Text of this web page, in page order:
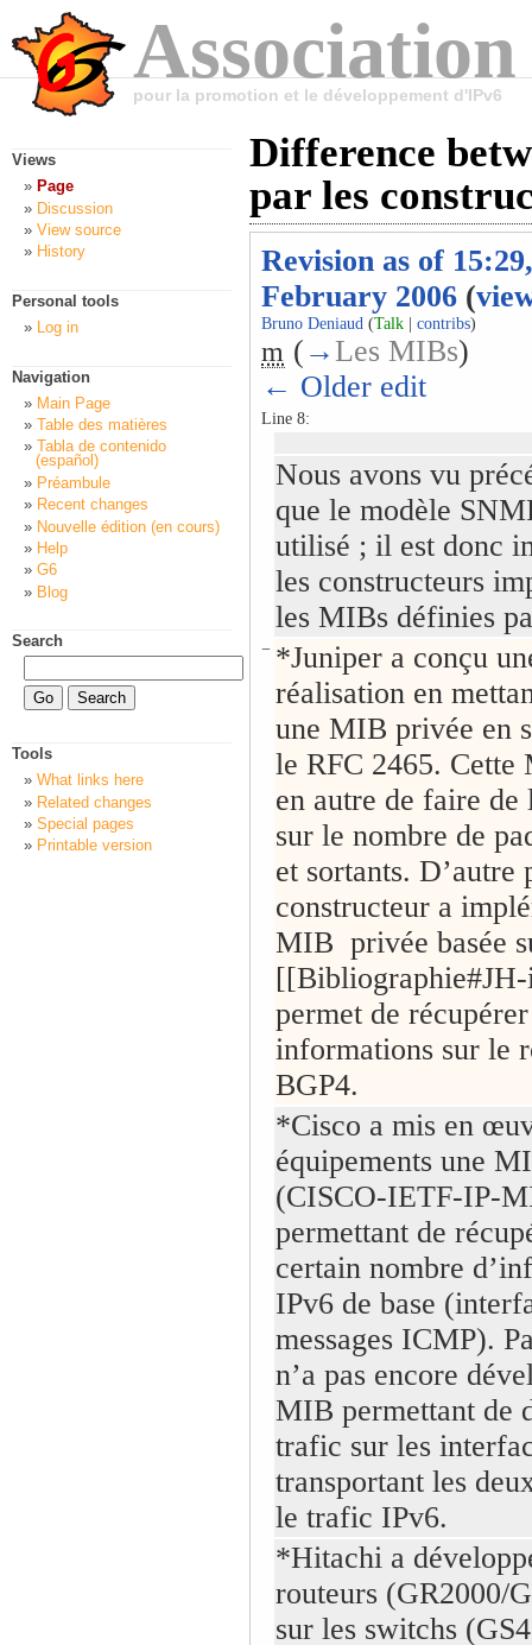
pour la promotion et le développement d'IPv6
Difference
par les
Revision as of
February 2006 (
Bruno Deniaud (Talk contribs)
m ( → Les MIBs)
← Older edit
Line 8:
Nous avons vu
que le modèle
utilisé ; il est donc
les constructeurs
les MIBs définies
− *Juniper a conçu
réalisation en
une MIB privée en
le RFC 2465. Cette
en autre de faire
sur le nombre de
et sortants. D’autre
constructeur a
MIB privée basée
permet de
informations sur le
BGP4.
*Cisco a mis en
équipements une
(CISCO-IETF-IP-
permettant de
certain nombre
IPv6 de base
messages ICMP).
n’a pas encore
MIB permettant de
trafic sur les
transportant les
le trafic IPv6.
*Hitachi a
routeurs (GR2000/
sur les switchs
Views
Page
Discussion
View source
History
Personal tools
Log in
Navigation
Main Page
Table des matières
Tabla de contenido
(español)
Préambule
Recent changes
Nouvelle édition (en cours)
Help
G6
Blog
Search
Tools
What links here
Related changes
Special pages
Printable version